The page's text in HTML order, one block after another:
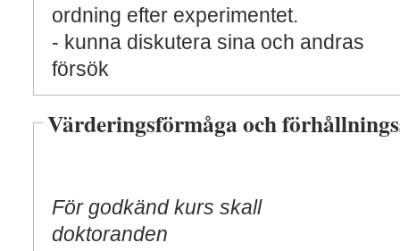
ordning efter experimentet.
- kunna diskutera sina och andras
försök
Värderingsförmåga och
För godkänd kurs skall
doktoranden